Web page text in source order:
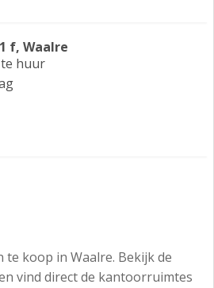
f, Waalre
huur
koop in Waalre. Bekijk de
vind direct de kantoorruimtes